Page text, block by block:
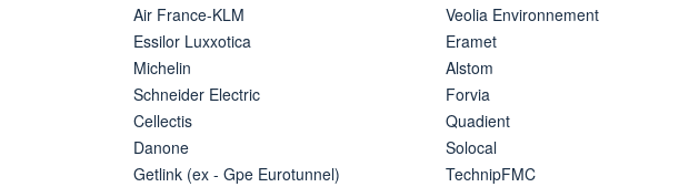
Air France-KLM
Essilor Luxxotica
Michelin
Schneider Electric
Cellectis
Danone
Getlink (ex - Gpe Eurotunnel)
Veolia Environnement
Eramet
Alstom
Forvia
Quadient
Solocal
TechnipFMC